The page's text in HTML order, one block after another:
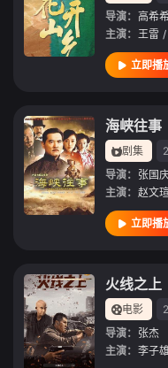
导演： 高希
主演： 王雷 /
立即播
海峡往事
剧集
导演： 张国
主演： 赵文
立即播
火线之上
电影
导演： 张杰
主演： 李子